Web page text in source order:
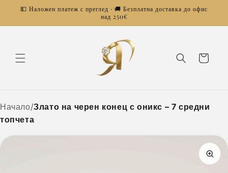
💵 Наложен платеж с преглед · 🚚 Безплатна доставка до офис
над 250€
Количка
Начало/Злато на черен конец с оникс – 7 средни
топчета